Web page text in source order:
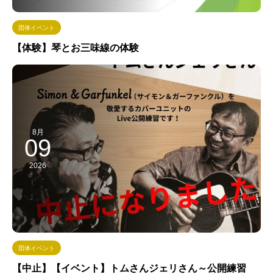
団体イベント
【体験】琴とお三味線の体験
8月
09
2026
団体イベント
【中止】【イベント】トムさんジェリさん～公開練習